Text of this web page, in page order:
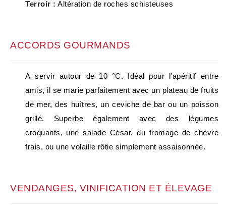
Terroir : Altération de roches schisteuses
ACCORDS GOURMANDS
À servir autour de 10 °C. Idéal pour l’apéritif entre
amis, il se marie parfaitement avec un plateau de fruits
de mer, des huîtres, un ceviche de bar ou un poisson
grillé. Superbe également avec des légumes
croquants, une salade César, du fromage de chèvre
frais, ou une volaille rôtie simplement assaisonnée.
VENDANGES, VINIFICATION ET ÉLEVAGE